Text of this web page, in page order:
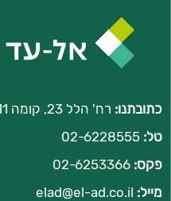
כתובתנו: רח' הלל 23, קומה 11 מרכז העיר ירושלים
טל: 02-6228555
פקס:
מייל: elad@el-ad.co.il